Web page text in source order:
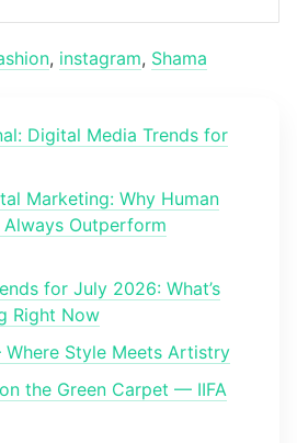
, instagram, Shama
Digital Media Trends for
Marketing: Why Human
Outperform
for July 2026: What’s
Right Now
Style Meets Artistry
the Green Carpet — IIFA